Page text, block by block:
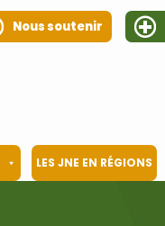
Nous soutenir
LES JNE EN RÉGIONS